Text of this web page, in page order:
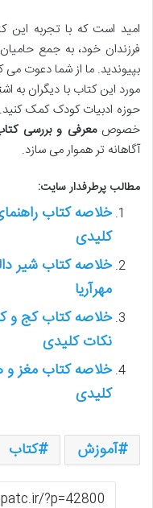
امید است که با تجربه این
فرزندان خود، به جمع
بپیوندید. ما از شما دعوت می
مورد این کتاب با دیگران به
حوزه ادبیات کودک کمک
خصوصمعرفی و بررسی
آگاهانه تر هموار می سازد.
مطالب پرطرفدار سایت:
خلاصه کتاب
کلیدی
خلاصه کتاب شیر
مهرآریا
خلاصه کتاب کج و
نکات کلیدی
خلاصه کتاب مغز
کلیدی
آموزش کتاب